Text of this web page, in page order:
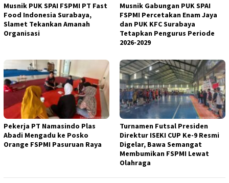
Musnik PUK SPAI FSPMI PT Fast
Food Indonesia Surabaya,
Slamet Tekankan Amanah
Organisasi
Musnik Gabungan PUK SPAI
FSPMI Percetakan Enam Jaya
dan PUK KFC Surabaya
Tetapkan Pengurus Periode
2026-2029
Pekerja PT Namasindo Plas
Abadi Mengadu ke Posko
Orange FSPMI Pasuruan Raya
Turnamen Futsal Presiden
Direktur ISEKI CUP Ke-9 Resmi
Digelar, Bawa Semangat
Membumikan FSPMI Lewat
Olahraga